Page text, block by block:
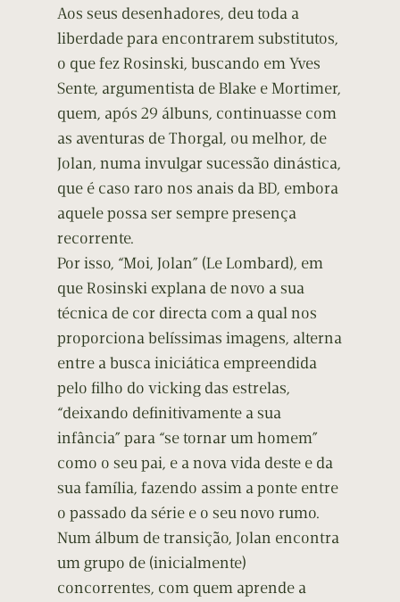
Aos seus desenhadores, deu toda a
liberdade para encontrarem substitutos,
o que fez Rosinski, buscando em Yves
Sente, argumentista de Blake e Mortimer,
quem, após 29 álbuns, continuasse com
as aventuras de Thorgal, ou melhor, de
Jolan, numa invulgar sucessão dinástica,
que é caso raro nos anais da BD, embora
aquele possa ser sempre presença
recorrente.
Por isso, “Moi, Jolan” (Le Lombard), em
que Rosinski explana de novo a sua
técnica de cor directa com a qual nos
proporciona belíssimas imagens, alterna
entre a busca iniciática empreendida
pelo filho do vicking das estrelas,
“deixando definitivamente a sua
infância” para “se tornar um homem”
como o seu pai, e a nova vida deste e da
sua família, fazendo assim a ponte entre
o passado da série e o seu novo rumo.
Num álbum de transição, Jolan encontra
um grupo de (inicialmente)
concorrentes, com quem aprende a